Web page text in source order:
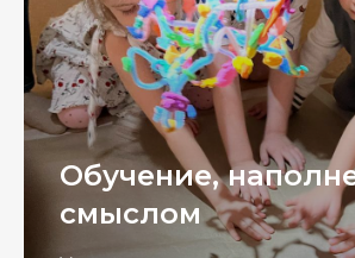
Обучение,
смыслом